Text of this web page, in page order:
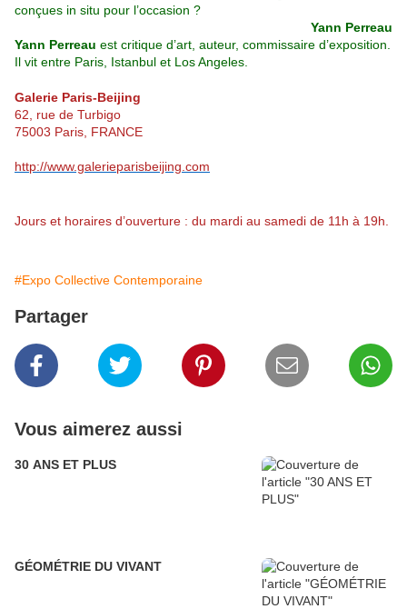
conçues in situ pour l’occasion ?
Yann Perreau
Yann Perreau est critique d’art, auteur, commissaire d’exposition.
Il vit entre Paris, Istanbul et Los Angeles.
Galerie Paris-Beijing
62, rue de Turbigo
75003 Paris, FRANCE
http://www.galerieparisbeijing.com
Jours et horaires d’ouverture : du mardi au samedi de 11h à 19h.
#Expo Collective Contemporaine
Partager
Vous aimerez aussi
30 ANS ET PLUS
GÉOMÉTRIE DU VIVANT